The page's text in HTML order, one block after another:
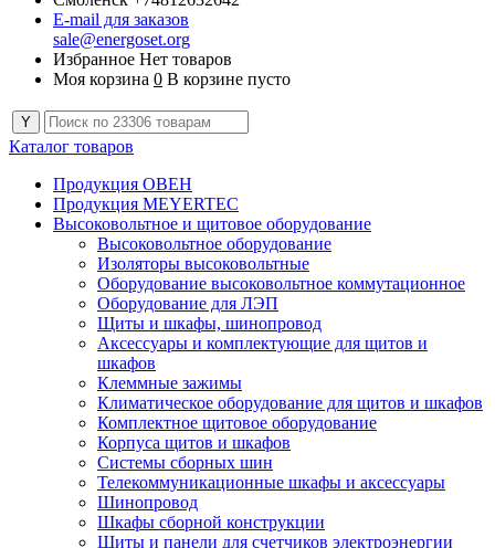
E-mail для заказов
sale@energoset.org
Избранное Нет товаров
Моя корзина 0 В корзине пусто
Каталог товаров
Продукция ОВЕН
Продукция MEYERTEC
Высоковольтное и щитовое оборудование
Высоковольтное оборудование
Изоляторы высоковольтные
Оборудование высоковольтное коммутационное
Оборудование для ЛЭП
Щиты и шкафы, шинопровод
Аксессуары и комплектующие для щитов и
шкафов
Клеммные зажимы
Климатическое оборудование для щитов и шкафов
Комплектное щитовое оборудование
Корпуса щитов и шкафов
Системы сборных шин
Телекоммуникационные шкафы и аксессуары
Шинопровод
Шкафы сборной конструкции
Щиты и панели для счетчиков электроэнергии